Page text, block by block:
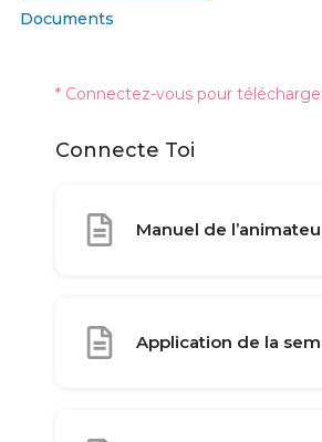
Documents
* Connectez-vous pour
Connecte Toi
Manuel de
Application de la